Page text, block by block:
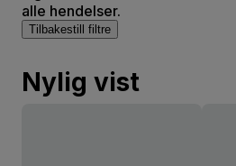
alle hendelser.
Tilbakestill filtre
Nylig vist